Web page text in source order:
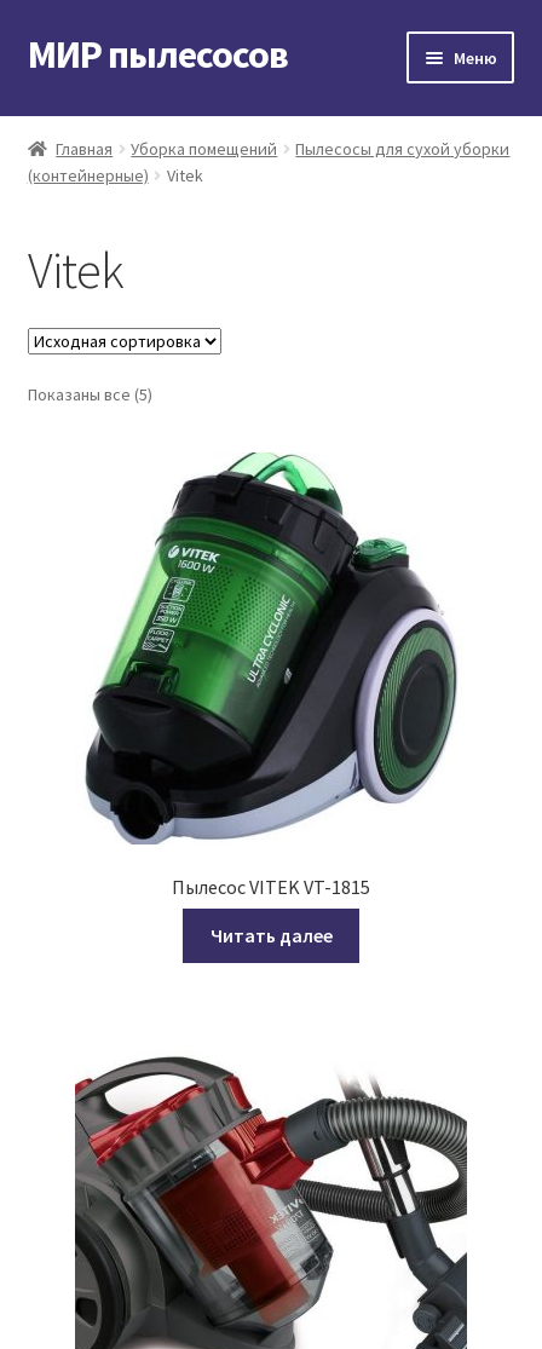
Перейти
к
Перейти
к
МИР пылесосов Меню
Главная
Мой аккаунт
Главная Уборка помещений
Пылесосы для сухой уборки
(контейнерные)
Vitek
Vitek
Показаны все (5)
Пылесос VITEK VT-1815
Читать далее